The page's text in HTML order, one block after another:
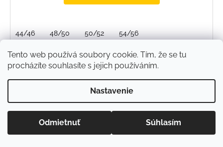
Tento web používá soubory cookie. Tím, že se tu
procházíte souhlasíte s jejich používáním.
Nastavenie
Odmietnuť Súhlasím
44/46 48/50 50/52 54/56